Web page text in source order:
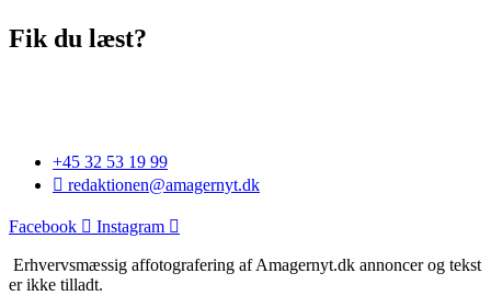
Fik du læst?
+45 32 53 19 99
redaktionen@amagernyt.dk
Facebook Instagram
Erhvervsmæssig affotografering af Amagernyt.dk annoncer og tekst
er ikke tilladt.